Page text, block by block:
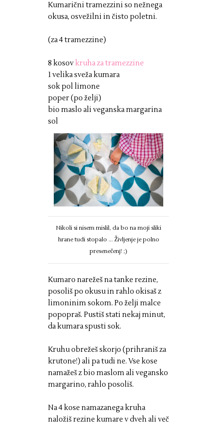
Kumarični tramezzini so nežnega
okusa, osvežilni in čisto poletni.
(za 4 tramezzine)
8 kosovkruha za tramezzine
1 velika sveža kumara
sok pol limone
poper (po želji)
bio maslo ali veganska margarina
sol
Nikoli si nisem mislil, da bo na moji sliki
hrane tudi stopalo ... Življenje je polno
presenečenj! ;)
Kumaro narežeš na tanke rezine,
posoliš po okusu in rahlo okisaš z
limoninim sokom. Po želji malce
popopraš. Pustiš stati nekaj minut,
da kumara spusti sok.
Kruhu obrežeš skorjo (prihraniš za
krutone!) ali pa tudi ne. Vse kose
namažeš z bio maslom ali vegansko
margarino, rahlo posoliš.
Na 4 kose namazanega kruha
naložiš rezine kumare v dveh ali več